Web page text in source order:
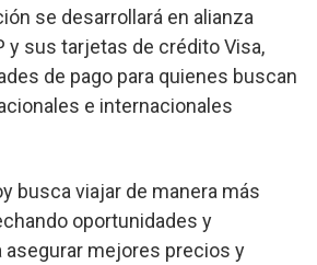
se desarrollará en alianza
y sus tarjetas de crédito Visa,
de pago para quienes buscan
e internacionales
busca viajar de manera más
oportunidades y
asegurar mejores precios y